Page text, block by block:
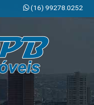
(16) 99278.0252